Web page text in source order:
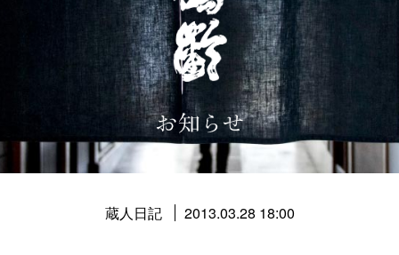
蔵人日記 2013.03.28 18:00